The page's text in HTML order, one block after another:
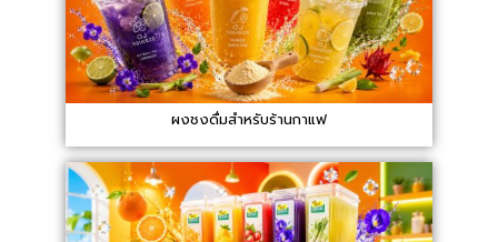
ผงชงดื่มสำหรับร้านกาแฟ